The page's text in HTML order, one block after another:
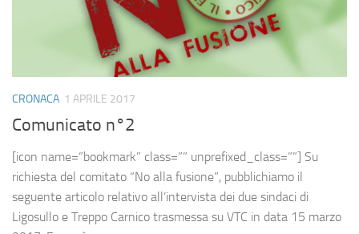
CRONACA 1 APRILE 2017
Comunicato n°2
[icon name=”bookmark” class=”” unprefixed_class=””] Su
richiesta del comitato “No alla fusione”, pubblichiamo il
seguente articolo relativo all’intervista dei due sindaci di
Ligosullo e Treppo Carnico trasmessa su VTC in data 15 marzo